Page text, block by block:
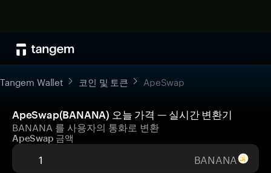
Tangem Wallet 코인 및 토큰 ApeSwap
ApeSwap(BANANA) 오늘 가격 — 실시간 변환기
BANANA 를 사용자의 통화로 변환
ApeSwap 금액
BANANA